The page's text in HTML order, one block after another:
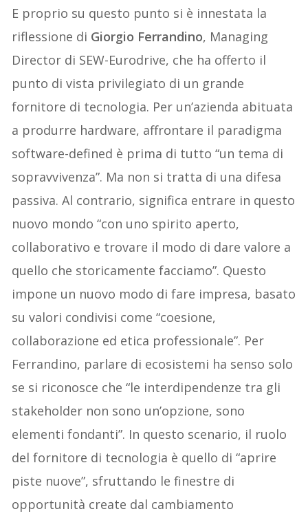
E proprio su questo punto si è innestata la
riflessione di Giorgio Ferrandino, Managing
Director di SEW-Eurodrive, che ha offerto il
punto di vista privilegiato di un grande
fornitore di tecnologia. Per un’azienda abituata
a produrre hardware, affrontare il paradigma
software-defined è prima di tutto “un tema di
sopravvivenza”. Ma non si tratta di una difesa
passiva. Al contrario, significa entrare in questo
nuovo mondo “con uno spirito aperto,
collaborativo e trovare il modo di dare valore a
quello che storicamente facciamo”. Questo
impone un nuovo modo di fare impresa, basato
su valori condivisi come “coesione,
collaborazione ed etica professionale”. Per
Ferrandino, parlare di ecosistemi ha senso solo
se si riconosce che “le interdipendenze tra gli
stakeholder non sono un’opzione, sono
elementi fondanti”. In questo scenario, il ruolo
del fornitore di tecnologia è quello di “aprire
piste nuove”, sfruttando le finestre di
opportunità create dal cambiamento